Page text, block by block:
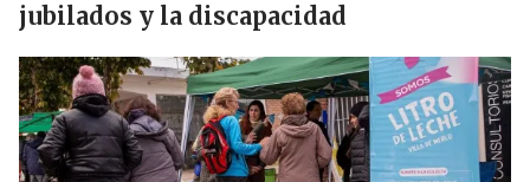
jubilados y la discapacidad